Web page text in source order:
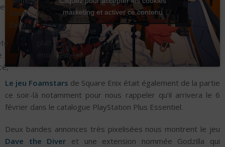
Zone
Zero
Personnellement
la direction
artistique me
énormément.
marketing et activer ce contenu
Le jeu Foamstars de Square Enix était également de la partie
ce soir-là notamment pour nous rappeler qu’il arrivera le 6
février dans le catalogue PlayStation Plus Essentiel.
Deux bandes annonces très pixelisées nous montrent le jeu
Dave the Diver et une extension nommée Godzilla qui